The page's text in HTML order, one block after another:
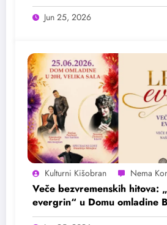
Jun 25, 2026
Kulturni Kišobran
Veče bezvremenskih hitova:
evergrin“ u Domu omladine
25. juna